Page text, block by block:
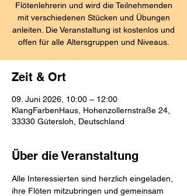
Flötenlehrerin und wird die Teilnehmenden
mit verschiedenen Stücken und Übungen
anleiten. Die Veranstaltung ist kostenlos und
offen für alle Altersgruppen und Niveaus.
Zeit & Ort
09. Juni 2026, 10:00 – 12:00
KlangFarbenHaus, Hohenzollernstraße 24,
33330 Gütersloh, Deutschland
Über die Veranstaltung
Alle Interessierten sind herzlich eingeladen,
ihre Flöten mitzubringen und gemeinsam